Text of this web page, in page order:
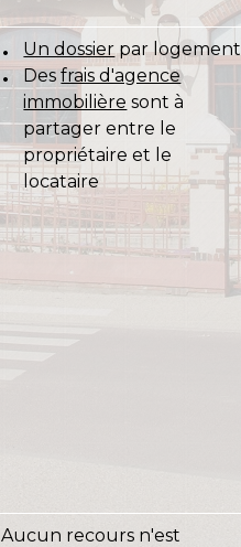
Un dossier par logement
Desfrais d'agence
immobilière sont à
partager entre le
propriétaire et le
locataire
Aucun recours n'est